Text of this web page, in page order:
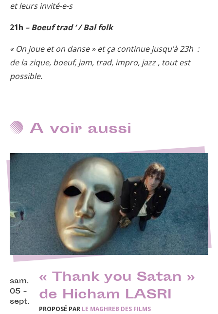
et leurs invité-e-s
21h – Boeuf trad ‘ / Bal folk
« On joue et on danse » et ça continue jusqu’à 23h :
de la zique, boeuf, jam, trad, impro, jazz , tout est
possible.
A voir aussi
sam.
05 -
sept.
« Thank you Satan »
de Hicham LASRI
PROPOSÉ PAR LE MAGHREB DES FILMS